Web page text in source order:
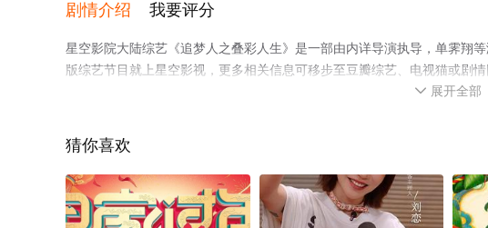
剧情介绍 我要评分
星空影院大陆综艺《追梦人之叠彩人生》是一部由内详导演执导，单霁翔
版综艺节目就上星空影视，更多相关信息可移步至豆瓣综艺、电视猫或剧情
 展开全部
猜你喜欢